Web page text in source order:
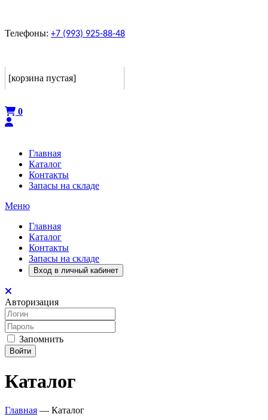
Телефоны: +7 (993) 925-88-48
[корзина пустая]
0
Главная
Каталог
Контакты
Запасы на складе
Меню
Главная
Каталог
Контакты
Запасы на складе
Вход в личный кабинет
Авторизация
Запомнить
Войти
Каталог
Главная — Каталог